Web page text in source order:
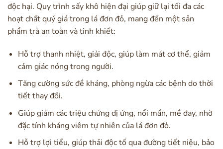
độc hại. Quy trình sấy khô hiện đại giúp giữ lại tối đa các
hoạt chất quý giá trong lá đơn đỏ, mang đến một sản
phẩm trà an toàn và tinh khiết:
Hỗ trợ thanh nhiệt, giải độc, giúp làm mát cơ thể, giảm
cảm giác nóng trong người.
Tăng cường sức đề kháng, phòng ngừa các bệnh do thời
tiết thay đổi.
Giúp giảm các triệu chứng dị ứng, nổi mẩn, mề đay, nhờ
đặc tính kháng viêm tự nhiên của lá đơn đỏ.
Hỗ trợ lợi tiểu, giúp thải độc tố qua đường tiết niệu, bảo